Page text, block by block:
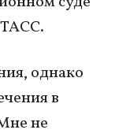
однако
в
не